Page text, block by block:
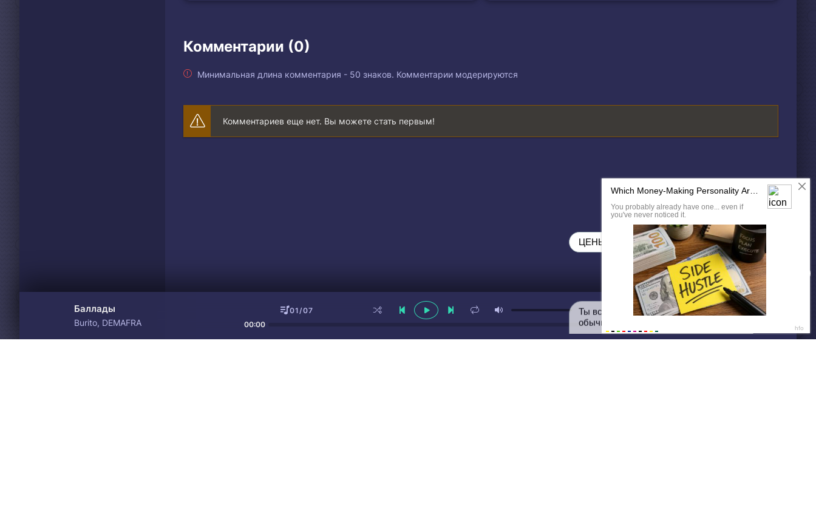
Комментарии (0)
Минимальная длина комментария - 50 знаков. Комментарии модерируются
Комментариев еще нет. Вы можете стать первым!
Баллады
Burito, DEMAFRA
01/07
00:00
ДАЛЕЕ
ЦЕНЫ НИЖЕ НЕКУДА ❗❗❗